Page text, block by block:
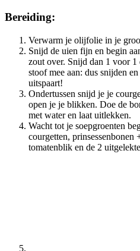
Bereiding:
Verwarm je olijfolie in je
Snijd de uien fijn en begin
zout over. Snijd dan 1 voor 1
stoof mee aan: dus snijden
uitspaart!
Ondertussen snijd je je
open je je blikken. Doe de
met water en laat uitlekken.
Wacht tot je soepgroenten
courgetten, prinsessenbonen
tomatenblik en de 2